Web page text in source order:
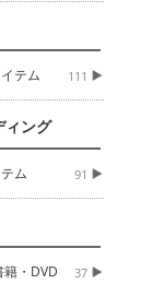
テム 111
ィング
ム 91
・DVD 37